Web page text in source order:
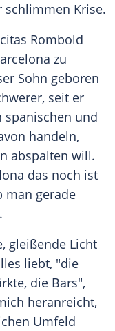
schlimmen Krise.
Rombold
zu
Sohn geboren
seit er
spanischen und
handeln,
abspalten will.
das noch ist
man gerade
gleißende Licht
liebt, "die
die Bars",
heranreicht,
Umfeld